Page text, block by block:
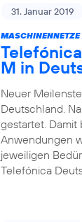
31. Januar 2019
M in
Neuer
Deutschland.
gestartet. Damit
Anwendungen
jeweiligen
Telefónica